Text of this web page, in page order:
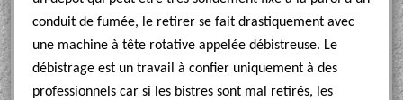
conduit de fumée, le retirer se fait drastiquement avec
une machine à tête rotative appelée débistreuse. Le
débistrage est un travail à confier uniquement à des
professionnels car si les bistres sont mal retirés, les